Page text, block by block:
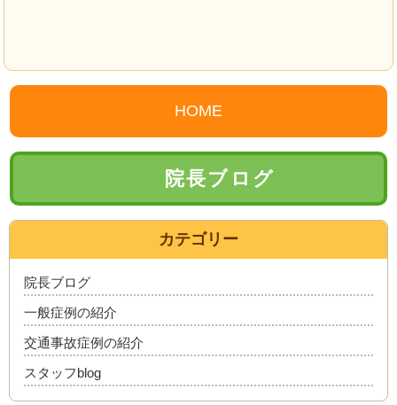
HOME
院長ブログ
カテゴリー
院長ブログ
一般症例の紹介
交通事故症例の紹介
スタッフblog